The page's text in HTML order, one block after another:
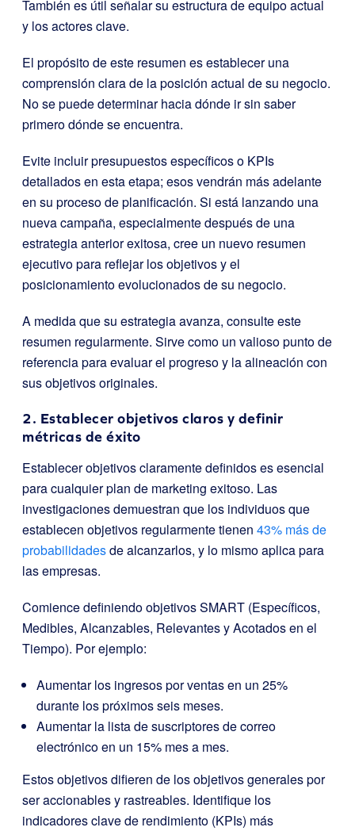
También es útil señalar su estructura de equipo actual
y los actores clave.
El propósito de este resumen es establecer una
comprensión clara de la posición actual de su negocio.
No se puede determinar hacia dónde ir sin saber
primero dónde se encuentra.
Evite incluir presupuestos específicos o KPIs
detallados en esta etapa; esos vendrán más adelante
en su proceso de planificación. Si está lanzando una
nueva campaña, especialmente después de una
estrategia anterior exitosa, cree un nuevo resumen
ejecutivo para reflejar los objetivos y el
posicionamiento evolucionados de su negocio.
A medida que su estrategia avanza, consulte este
resumen regularmente. Sirve como un valioso punto de
referencia para evaluar el progreso y la alineación con
sus objetivos originales.
2. Establecer objetivos claros y definir
métricas de éxito
Establecer objetivos claramente definidos es esencial
para cualquier plan de marketing exitoso. Las
investigaciones demuestran que los individuos que
establecen objetivos regularmente tienen 43% más de
probabilidadesde alcanzarlos, y lo mismo aplica para
las empresas.
Comience definiendo objetivos SMART (Específicos,
Medibles, Alcanzables, Relevantes y Acotados en el
Tiempo). Por ejemplo:
Aumentar los ingresos por ventas en un 25%
durante los próximos seis meses.
Aumentar la lista de suscriptores de correo
electrónico en un 15% mes a mes.
Estos objetivos difieren de los objetivos generales por
ser accionables y rastreables. Identifique los
indicadores clave de rendimiento (KPIs) más